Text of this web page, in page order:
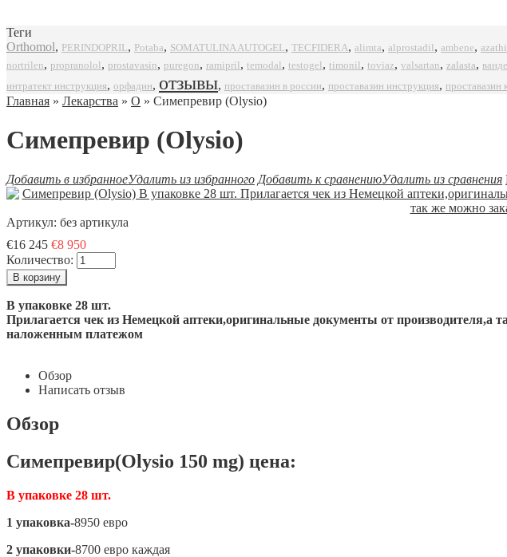
Теги
Orthomol, PERINDOPRIL, Potaba, SOMATULINA AUTOGEL, TECFIDERA, alimta, alprostadil, ambene,
nortrilen, propranolol, prostavasin, puregon, ramipril, temodal , testogel , timonil, toviaz, valsartan, zalasta,
интратект инструкция, орфадин, отзывы, проставазин в россии, проставазин инструкция, проставазин
Главная » Лекарства » О » Симепревир (Olysio)
Симепревир (Olysio)
Добавить в избранноеУдалить из избранного Добавить к сравнениюУдалить из сравнения
Артикул: без артикула
€16 245 €8 950
Количество:
В упаковке 28 шт.
Прилагается чек из Немецкой аптеки,оригинальные документы от производителя,а
наложенным платежом
Обзор
Написать отзыв
Обзор
Симепревир(Olysio 150 mg) цена:
В упаковке 28 шт.
1 упаковка-8950 евро
2 упаковки-8700 евро каждая